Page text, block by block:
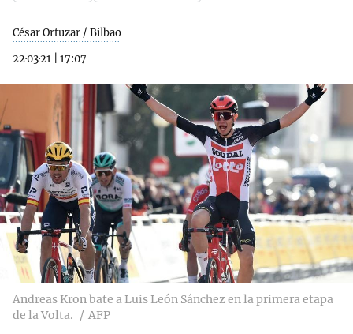
César Ortuzar / Bilbao
22·03·21
17:07
Andreas Kron bate a Luis León Sánchez en la primera etapa
de la Volta.
AFP